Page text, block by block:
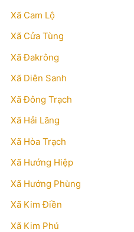
Xã Cam Lộ
Xã Cửa Tùng
Xã Đakrông
Xã Diên Sanh
Xã Đông Trạch
Xã Hải Lăng
Xã Hòa Trạch
Xã Hướng Hiệp
Xã Hướng Phùng
Xã Kim Điền
Xã Kim Phú